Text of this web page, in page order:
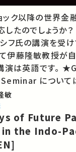
ック以降の世界
したのでしょうか
フ氏の講演を受
伊藤隆敏教授が
については こち
たのシェアが、ほか
がるかもしれません。
演があればSNSな
敏
in the Indo-